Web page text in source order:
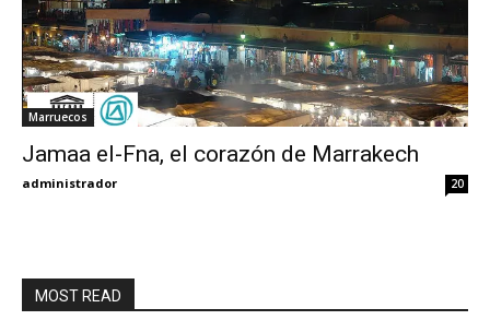
My
Marruecos
Jamaa el-Fna, el corazón de Marrakech
administrador 20
MOST READ